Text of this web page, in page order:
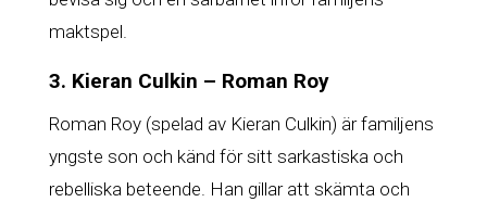
maktspel.
3. Kieran Culkin – Roman Roy
Roman Roy (spelad av Kieran Culkin) är familjens
yngste son och känd för sitt sarkastiska och
rebelliska beteende. Han gillar att skämta och